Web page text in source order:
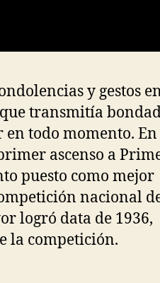
y gestos
transmitía
todo momento.
ascenso a
puesto como mejor
nacional
logró data de 1936,
la competición.